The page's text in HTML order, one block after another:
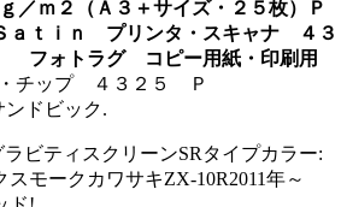
／ｍ２（Ａ３＋サイズ・２５枚）Ｐ
ｔｉｎ プリンタ・スキャナ ４３
フォトラグ コピー用紙・印刷用
チップ ４３２５ Ｐ
ドビック.
ビティスクリーンSRタイプカラー:
モークカワサキZX-10R2011年～